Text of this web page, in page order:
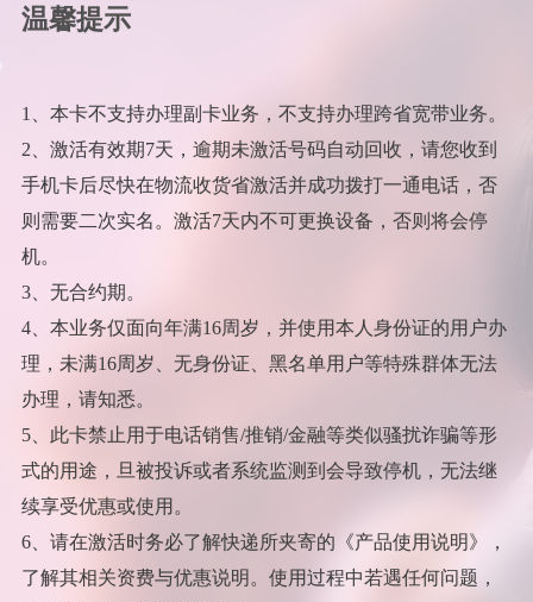
温馨提示
1、本卡不支持办理副卡业务，不支持办理跨省宽带业务。
2、激活有效期7天，逾期未激活号码自动回收，请您收到
手机卡后尽快在物流收货省激活并成功拨打一通电话，否
则需要二次实名。激活7天内不可更换设备，否则将会停
机。
3、无合约期。
4、本业务仅面向年满16周岁，并使用本人身份证的用户办
理，未满16周岁、无身份证、黑名单用户等特殊群体无法
办理，请知悉。
5、此卡禁止用于电话销售/推销/金融等类似骚扰诈骗等形
式的用途，旦被投诉或者系统监测到会导致停机，无法继
续享受优惠或使用。
6、请在激活时务必了解快递所夹寄的《产品使用说明》，
了解其相关资费与优惠说明。使用过程中若遇任何问题，